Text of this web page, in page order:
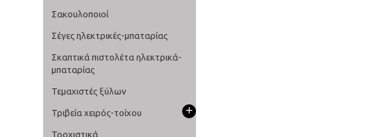
Σακουλοποιοί
Σέγες ηλεκτρικές-μπαταρίας
Σκαπτικά πιστολέτα ηλεκτρικά-
μπαταρίας
Τεμαχιστές ξύλων
Τριβεία χειρός-τοίχου +
Τροχιστικά